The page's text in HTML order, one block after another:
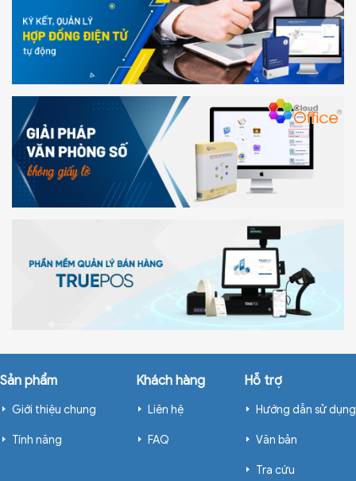
Sản phẩm
Giới thiệu chung
Tính năng
Khách hàng
Liên hệ
FAQ
Hỗ trợ
Hướng dẫn sử dụng
Văn bản
Tra cứu